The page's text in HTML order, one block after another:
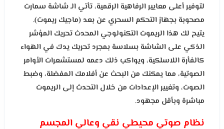
لتوفير أعلى معايير الرفاهية الرقمية، تأتي الـ شاشة سمارت
مصحوبة بجهاز التحكم السحري عن بعد (ماجيك ريموت).
يتيح لك هذا الريموت التكنولوجي المحدث تحريك المؤشر
الذكي على الشاشة بسلاسة بمجرد تحريك يدك في الهواء
كالفأرة اللاسلكية، ويواكب ذلك دعمه لمستشعرات الأوامر
الصوتية، مما يمكنك من البحث عن أفلامك المفضلة، وضبط
الصوت، وتغيير الإعدادات من خلال التحدث إلى الريموت
مباشرة وبأقل مجهود.
نظام صوتي محيطي نقي وعالي المجسم